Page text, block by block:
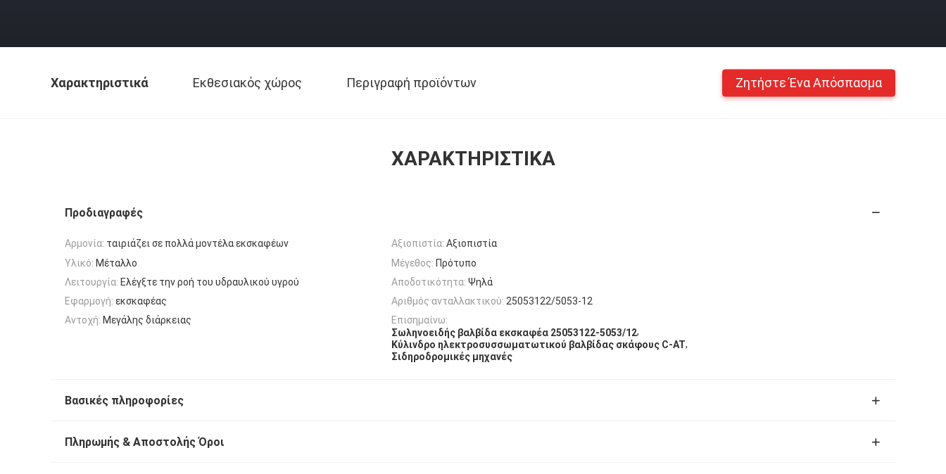
Χαρακτηριστικά Εκθεσιακός χώρος Περιγραφή προϊόντων Ζητήστε Ένα Απόσπασμα
ΧΑΡΑΚΤΗΡΙΣΤΙΚΆ
Προδιαγραφές
Αρμονία: ταιριάζει σε πολλά μοντέλα εκσκαφέων Αξιοπιστία: Αξιοπιστία
Υλικό: Μέταλλο Μέγεθος: Πρότυπο
Λειτουργία: Ελέγξτε την ροή του υδραυλικού υγρού Αποδοτικότητα: Ψηλά
Εφαρμογή: εκσκαφέας Αριθμός ανταλλακτικού: 25053122/5053-12
Αντοχή: Μεγάλης διάρκειας
Επισημαίνω:
Σωληνοειδής βαλβίδα εκσκαφέα 25053122-5053/12,
Κύλινδρο ηλεκτροσυσσωματωτικού βαλβίδας σκάφους C-AT,
Σιδηροδρομικές μηχανές
Βασικές πληροφορίες
Πληρωμής & Αποστολής Όροι